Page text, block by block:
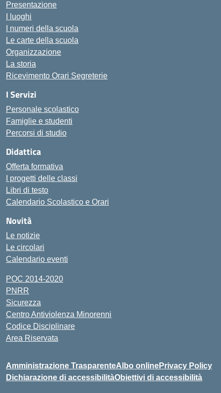
Presentazione
I luoghi
I numeri della scuola
Le carte della scuola
Organizzazione
La storia
Ricevimento Orari Segreterie
I Servizi
Personale scolastico
Famiglie e studenti
Percorsi di studio
Didattica
Offerta formativa
I progetti delle classi
Libri di testo
Calendario Scolastico e Orari
Novità
Le notizie
Le circolari
Calendario eventi
POC 2014-2020
PNRR
Sicurezza
Centro Antiviolenza Minorenni
Codice Disciplinare
Area Riservata
Amministrazione TrasparenteAlbo onlinePrivacy Policy
Dichiarazione di accessibilitàObiettivi di accessibilità